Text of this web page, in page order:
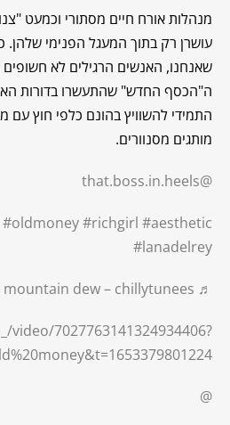
מנהלות אורח חיים מסתורי וכמעט
עושרן רק בתוך המעגל הפנימי שלהן.
שאנחנו, האנשים הרגילים לא חשופים
ה"הכסף החדש" שהתעשרו בדורות
התמידי להשוויץ בהונם כלפי חוץ עם
מותגים מסנוורים.
@that.boss.in.heels
#oldmoney#richgirl #aesthetic
#lanadelrey
♬ diet mountain dew – chillytunees
7027763141324934406?
@